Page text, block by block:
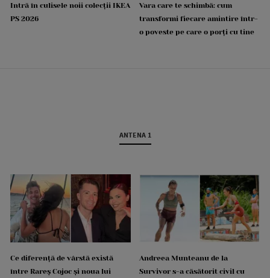
Intră în culisele noii colecții IKEA
PS 2026
Vara care te schimbă: cum
transformi fiecare amintire într-
o poveste pe care o porți cu tine
ANTENA 1
Ce diferență de vârstă există
între Rareș Cojoc și noua lui
Andreea Munteanu de la
Survivor s-a căsătorit civil cu